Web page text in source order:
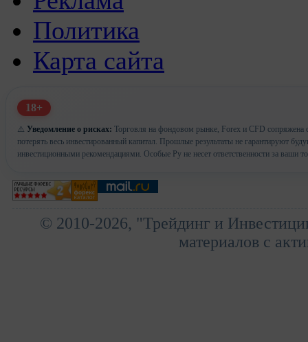
Политика
Карта сайта
18+
⚠️ Уведомление о рисках: Торговля на фондовом рынке, Forex и CFD сопряжена
потерять весь инвестированный капитал. Прошлые результаты не гарантируют
инвестиционными рекомендациями. Особые Ру не несет ответственности за ваши
© 2010-2026, "Трейдинг и
материалов с